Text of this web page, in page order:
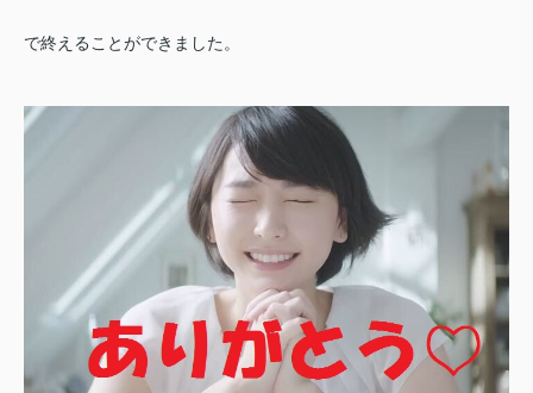
で終えることができました。